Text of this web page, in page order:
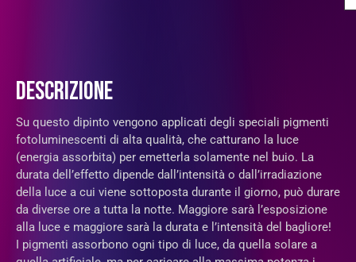
DESCRIZIONE
Su questo dipinto vengono applicati degli speciali pigmenti
fotoluminescenti di alta qualità, che catturano la luce
(energia assorbita) per emetterla solamente nel buio. La
durata dell’effetto dipende dall’intensità o dall’irradiazione
della luce a cui viene sottoposta durante il giorno, può durare
da diverse ore a tutta la notte. Maggiore sarà l’esposizione
alla luce e maggiore sarà la durata e l’intensità del bagliore!
I pigmenti assorbono ogni tipo di luce, da quella solare a